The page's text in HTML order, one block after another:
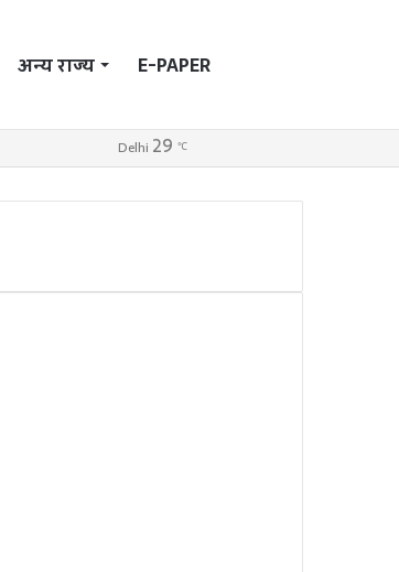
अन्य राज्य E-PAPER
Delhi 29 ℃